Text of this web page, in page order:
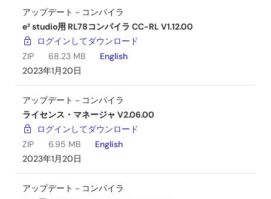
アップデート－コンパイラ
e² studio用 RL78コンパイラ CC-RL V1.12.00
ログインしてダウンロード
ZIP
68.23 MB
English
2023年1月20日
アップデート－コンパイラ
ライセンス・マネージャ V2.06.00
ログインしてダウンロード
ZIP
6.95 MB
English
2023年1月20日
アップデート－コンパイラ